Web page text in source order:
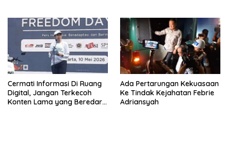
Cermati Informasi Di Ruang
Digital, Jangan Terkecoh
Konten Lama yang Beredar
Ada Pertarungan Kekuasaan
Ke Tindak Kejahatan Febrie
Adriansyah